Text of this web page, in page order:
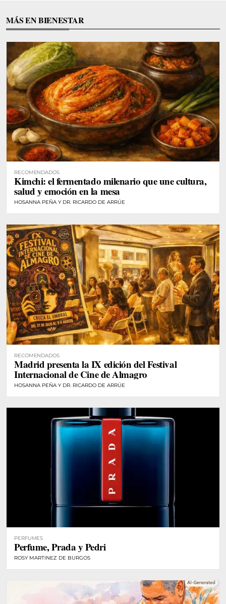
MÁS EN BIENESTAR
RECOMENDADOS
Kimchi: el fermentado milenario que une cultura,
salud y emoción en la mesa
HOSANNA PEÑA Y DR. RICARDO DE ARRÚE
RECOMENDADOS
Madrid presenta la IX edición del Festival
Internacional de Cine de Almagro
HOSANNA PEÑA Y DR. RICARDO DE ARRÚE
PERFUMES
Perfume, Prada y Pedri
ROSY MARTINEZ DE BURGOS